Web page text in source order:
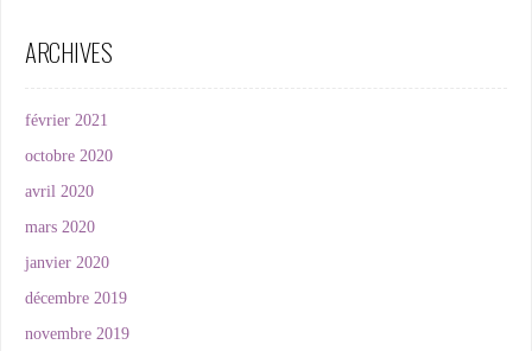
ARCHIVES
février 2021
octobre 2020
avril 2020
mars 2020
janvier 2020
décembre 2019
novembre 2019